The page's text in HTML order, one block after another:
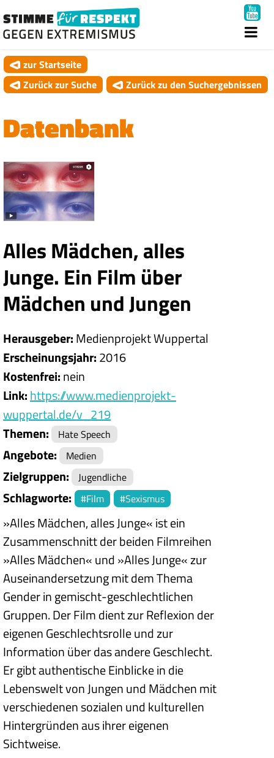
zur Startseite
Datenbank
Zurück zur Suche Zurück zu den Suchergebnissen
Alles Mädchen, alles
Junge. Ein Film über
Mädchen und Jungen
Herausgeber Medienprojekt Wuppertal
Erscheinungsjahr 2016
Kostenfrei nein
Link https://www.medienprojekt-
wuppertal.de/v_219
Themen
Hate Speech
Angebote Medien
Zielgruppen Jugendliche
Schlagworte Film Sexismus
»Alles Mädchen, alles Junge« ist ein
Zusammenschnitt der beiden Filmreihen
»Alles Mädchen« und »Alles Junge« zur
Auseinandersetzung mit dem Thema
Gender in gemischt-geschlechtlichen
Gruppen. Der Film dient zur Reflexion der
eigenen Geschlechtsrolle und zur
Information über das andere Geschlecht.
Er gibt authentische Einblicke in die
Lebenswelt von Jungen und Mädchen mit
verschiedenen sozialen und kulturellen
Hintergründen aus ihrer eigenen
Sichtweise.